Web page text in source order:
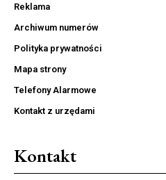
Reklama
Archiwum numerów
Polityka prywatności
Mapa strony
Telefony Alarmowe
Kontakt z urzędami
Kontakt